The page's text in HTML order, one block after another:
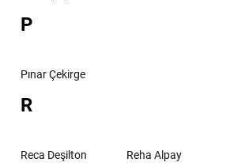
P
Pınar Çekirge
R
Reca Deşilton Reha Alpay